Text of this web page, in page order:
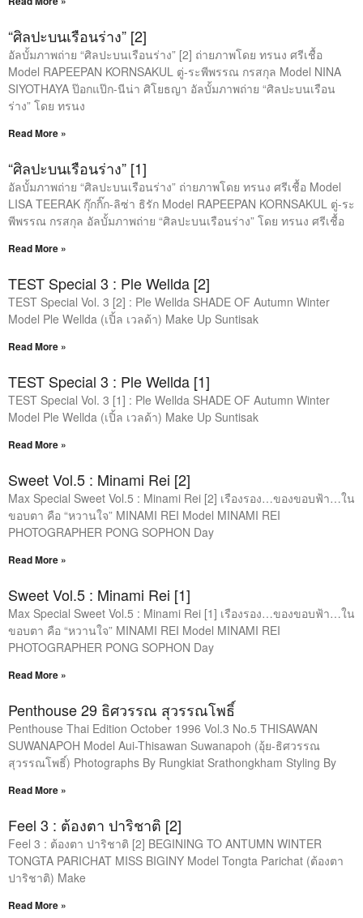
“ศิลปะบนเรือนร่าง” [2]
อัลบั้มภาพถ่าย “ศิลปะบนเรือนร่าง” [2] ถ่ายภาพโดย ทรนง ศรีเชื้อ
Model RAPEEPAN KORNSAKUL ตู่-ระพีพรรณ กรสกุล Model NINA
SIYOTHAYA ป๊อกแป๊ก-นีน่า ศิโยธญา อัลบั้มภาพถ่าย “ศิลปะบนเรือน
ร่าง” โดย ทรนง
Read More »
“ศิลปะบนเรือนร่าง” [1]
อัลบั้มภาพถ่าย “ศิลปะบนเรือนร่าง” ถ่ายภาพโดย ทรนง ศรีเชื้อ Model
LISA TEERAK กุ๊กกิ๊ก-ลิซ่า ธิรัก Model RAPEEPAN KORNSAKUL ตู่-ระ
พีพรรณ กรสกุล อัลบั้มภาพถ่าย “ศิลปะบนเรือนร่าง” โดย ทรนง ศรีเชื้อ
Read More »
TEST Special 3 : Ple Wellda [2]
TEST Special Vol. 3 [2] : Ple Wellda SHADE OF Autumn Winter
Model Ple Wellda (เปิ้ล เวลด้า) Make Up Suntisak
Read More »
TEST Special 3 : Ple Wellda [1]
TEST Special Vol. 3 [1] : Ple Wellda SHADE OF Autumn Winter
Model Ple Wellda (เปิ้ล เวลด้า) Make Up Suntisak
Read More »
Sweet Vol.5 : Minami Rei [2]
Max Special Sweet Vol.5 : Minami Rei [2] เรืองรอง…ของขอบฟ้า…ใน
ขอบตา คือ “หวานใจ” MINAMI REI Model MINAMI REI
PHOTOGRAPHER PONG SOPHON Day
Read More »
Sweet Vol.5 : Minami Rei [1]
Max Special Sweet Vol.5 : Minami Rei [1] เรืองรอง…ของขอบฟ้า…ใน
ขอบตา คือ “หวานใจ” MINAMI REI Model MINAMI REI
PHOTOGRAPHER PONG SOPHON Day
Read More »
Penthouse 29 ธิศวรรณ สุวรรณโพธิ์
Penthouse Thai Edition October 1996 Vol.3 No.5 THISAWAN
SUWANAPOH Model Aui-Thisawan Suwanapoh (อุ้ย-ธิศวรรณ
สุวรรณโพธิ์) Photographs By Rungkiat Srathongkham Styling By
Read More »
Feel 3 : ต้องตา ปาริชาติ [2]
Feel 3 : ต้องตา ปาริชาติ [2] BEGINING TO ANTUMN WINTER
TONGTA PARICHAT MISS BIGINY Model Tongta Parichat (ต้องตา
ปาริชาติ) Make
Read More »